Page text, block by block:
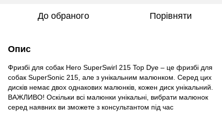
До обраного Порівняти
Опис
Фризбі для собак Hero SuperSwirl 215 Top Dye – це фризбі для
собак SuperSonic 215, але з унікальним малюнком. Серед цих
дисків немає двох однакових малюнків, кожен диск унікальний.
ВАЖЛИВО! Оскільки всі малюнки унікальні, вибрати малюнок
серед наявних ви зможете з консультантом під час